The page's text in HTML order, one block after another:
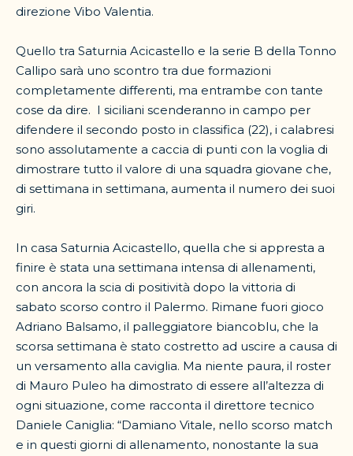
direzione Vibo Valentia.
Quello tra Saturnia Acicastello e la serie B della Tonno
Callipo sarà uno scontro tra due formazioni
completamente differenti, ma entrambe con tante
cose da dire. I siciliani scenderanno in campo per
difendere il secondo posto in classifica (22), i calabresi
sono assolutamente a caccia di punti con la voglia di
dimostrare tutto il valore di una squadra giovane che,
di settimana in settimana, aumenta il numero dei suoi
giri.
In casa Saturnia Acicastello, quella che si appresta a
finire è stata una settimana intensa di allenamenti,
con ancora la scia di positività dopo la vittoria di
sabato scorso contro il Palermo. Rimane fuori gioco
Adriano Balsamo, il palleggiatore biancoblu, che la
scorsa settimana è stato costretto ad uscire a causa di
un versamento alla caviglia. Ma niente paura, il roster
di Mauro Puleo ha dimostrato di essere all’altezza di
ogni situazione, come racconta il direttore tecnico
Daniele Caniglia: “Damiano Vitale, nello scorso match
e in questi giorni di allenamento, nonostante la sua